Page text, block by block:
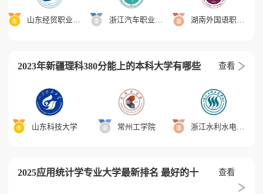
山东经贸职业学院 浙江汽车职业技术学院 湖南外国语职业学院
2023年新疆理科380分能上的本科大学有哪些 查看
山东科技大学 常州工学院 浙江水利水电学院
2025应用统计学专业大学最新排名 最好的十 查看